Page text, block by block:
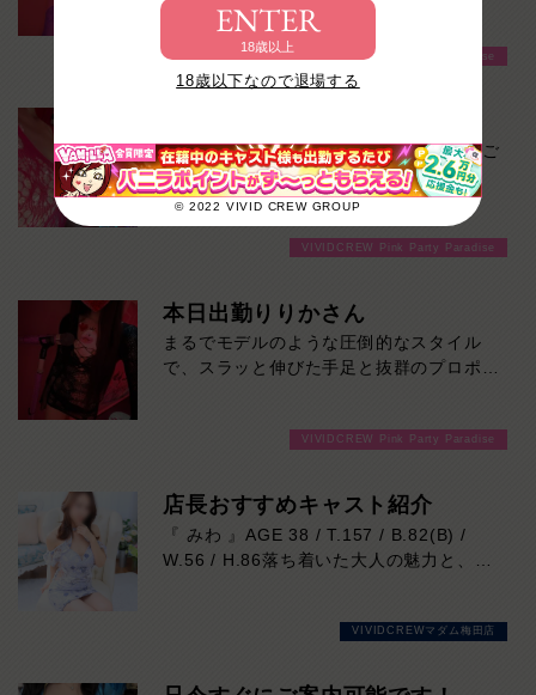
ENTER
18歳以上
18歳以下なので退場する
© 2022 VIVID CREW GROUP
うよ！ご来店お待ちしております！
VIVIDCREW Pink Party Paradise
ゆっくりと楽しく飲めるチャンスです！ご
来店お待ちしております！
VIVIDCREW Pink Party Paradise
本日出勤りりかさん
まるでモデルのような圧倒的なスタイル
で、スラッと伸びた手足と抜群のプロポー
親しみやすい雰囲気も魅力のひとつ。初め
い時間を過ごしていただけます。気になる
方はご来店お待ちしております！
VIVIDCREW Pink Party Paradise
店長おすすめキャスト紹介
『 みわ 』AGE 38 / T.157 / B.82(B) /
W.56 / H.86落ち着いた大人の魅力と、思
実際はマイペースで優しく、自然体で過ご
な気配りや穏やかな雰囲気はまさに癒しそ
VIVIDCREWマダム梅田店